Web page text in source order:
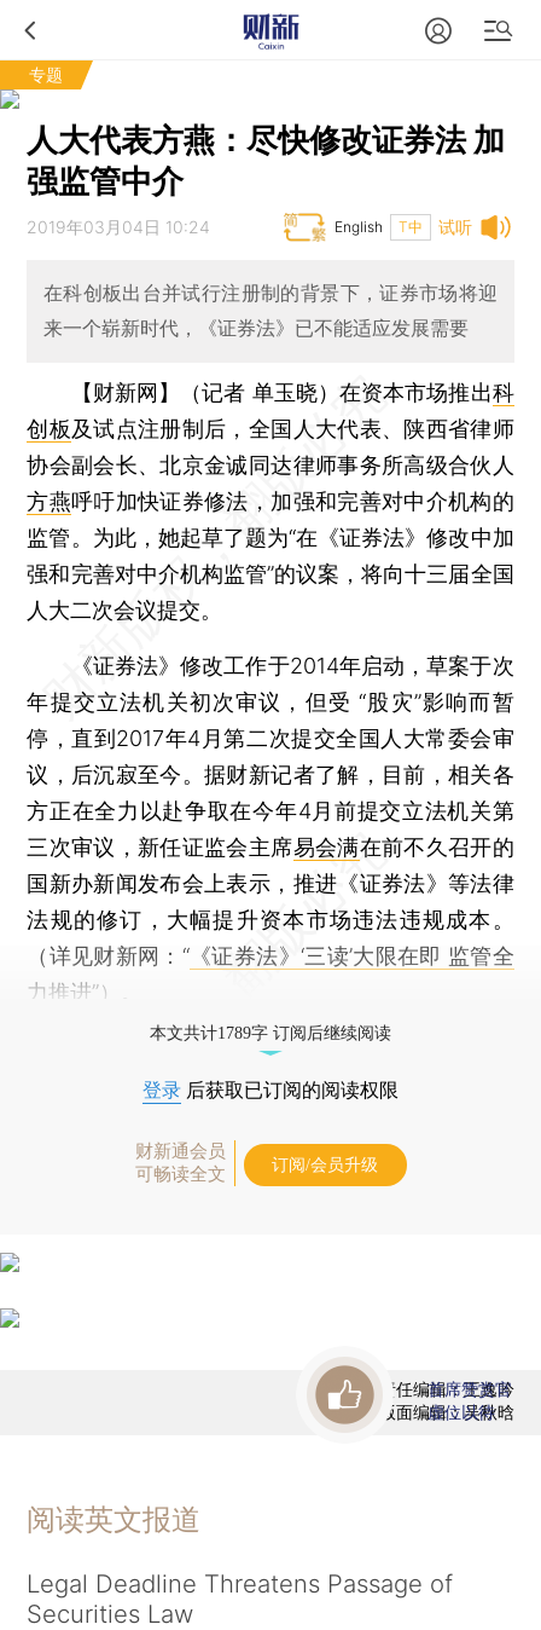
专题
人大代表方燕：尽快修改证券法 加
强监管中介
试听
2019年03月04日 10:24 T中
English
在科创板出台并试行注册制的背景下，证券市场将迎
来一个崭新时代，《证券法》已不能适应发展需要
【财新网】（记者 单玉晓） 在资本市场推出科
创板及试点注册制后，全国人大代表、陕西省律师
协会副会长、北京金诚同达律师事务所高级合伙人
方燕呼吁加快证券修法，加强和完善对中介机构的
监管。为此，她起草了题为“在《证券法》修改中加
强和完善对中介机构监管”的议案，将向十三届全国
人大二次会议提交。
《证券法》修改工作于2014年启动，草案于次
年提交立法机关初次审议，但受 “股灾”影响而暂
停，直到2017年4月第二次提交全国人大常委会审
议，后沉寂至今。据财新记者了解，目前，相关各
方正在全力以赴争取在今年4月前提交立法机关第
三次审议，新任证监会主席易会满在前不久召开的
国新办新闻发布会上表示，推进《证券法》等法律
法规的修订，大幅提升资本市场违法违规成本。
（详见财新网：“《证券法》‘三读’大限在即 监管全
力推进”）。
本文共计1789字 订阅后继续阅读
登录 后获取已订阅的阅读权限
财新通会员
可畅读全文
订阅/会员升级
责任编辑：王逸吟
版面编辑：吴秋晗
首席赞赏官
虚位以待
阅读英文报道
Legal Deadline Threatens Passage of
Securities Law